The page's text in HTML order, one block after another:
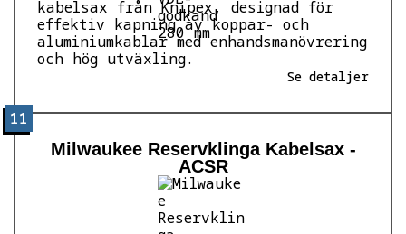
kabelsax från Knipex, designad för
effektiv kapning av koppar- och
aluminiumkablar med enhandsmanövrering
och hög utväxling.
Se detaljer
11
Milwaukee Reservklinga Kabelsax -
ACSR